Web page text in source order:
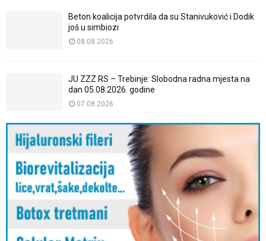
Beton koalicija potvrdila da su Stanivuković i Dodik
još u simbiozi
08.08.2026
JU ZZZ RS – Trebinje: Slobodna radna mjesta na
dan 05.08.2026. godine
07.08.2026